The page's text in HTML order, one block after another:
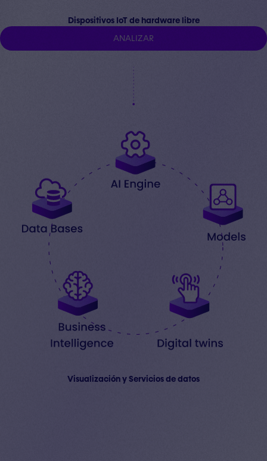
Dispositivos IoT de hardware libre
ANALIZAR
Visualización y Servicios de datos